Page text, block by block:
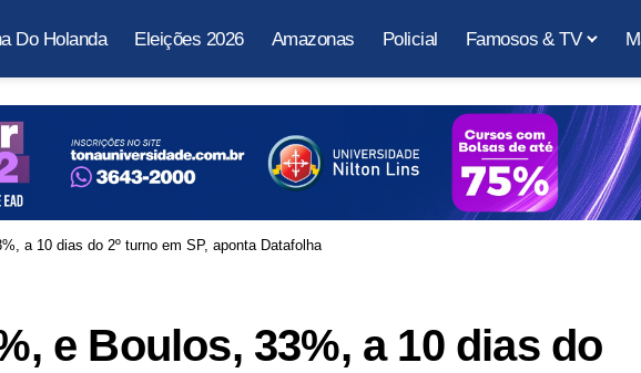
Do Holanda Eleições 2026 Amazonas Policial Famosos & TV
a 10 dias do 2º turno em SP, aponta Datafolha
e Boulos, 33%, a 10 dias do